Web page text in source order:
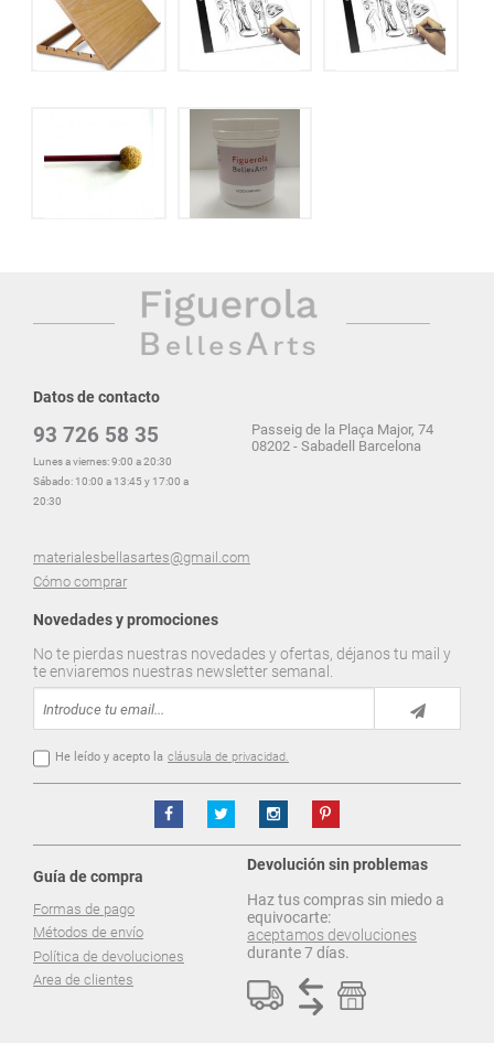
Datos de contacto
93 726 58 35
Lunes a viernes: 9:00 a 20:30
Sábado: 10:00 a 13:45 y 17:00 a
20:30
materialesbellasartes@gmail.com
Cómo comprar
Passeig de la Plaça Major, 74
08202 - Sabadell Barcelona
Novedades y promociones
No te pierdas nuestras novedades y ofertas, déjanos tu mail y
te enviaremos nuestras newsletter semanal.
He leído y acepto la cláusula de privacidad.
Guía de compra
Formas de pago
Métodos de envío
Política de devoluciones
Area de clientes
Devolución sin problemas
Haz tus compras sin miedo a
equivocarte:
aceptamos devoluciones
durante 7 días.